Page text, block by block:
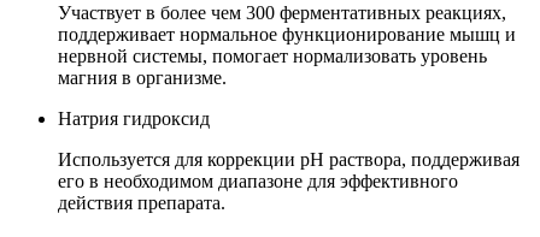
Участвует в более чем 300 ферментативных реакциях,
поддерживает нормальное функционирование мышц и
нервной системы, помогает нормализовать уровень
магния в организме.
Натрия гидроксид
Используется для коррекции pH раствора, поддерживая
его в необходимом диапазоне для эффективного
действия препарата.